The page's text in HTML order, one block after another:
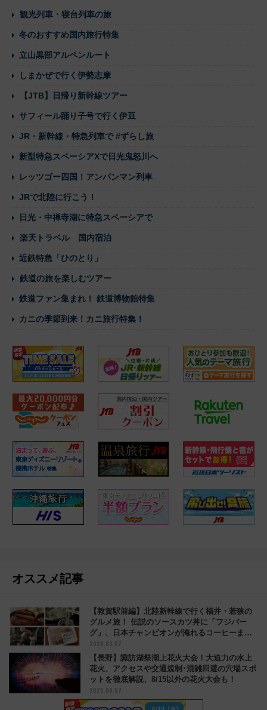
観光列車・寝台列車の旅
冬のおすすめ国内旅行特集
立山黒部アルペンルート
しまかぜで行く伊勢志摩
【JTB】日帰り新幹線ツアー
サフィール踊り子号で行く伊豆
JR・新幹線・特急列車で #ずらし旅
新型特急スペーシアXで日光鬼怒川へ
レッツゴー四国！アンパンマン列車
JRで北陸に行こう！
日光・中禅寺湖に特急スペーシアで
楽天トラベル 国内宿泊
近鉄特急「ひのとり」
鉄道の旅を楽しむツアー
鉄道ファン集まれ！ 鉄道博物館特集
カニの季節到来！カニ旅行特集！
オススメ記事
【敦賀駅前編】北陸新幹線で行く福井・若狭の
グルメ旅！ 伝説のソースカツ丼に「フジバー
グ」、日本チャンピオンが淹れるコーヒーまで
レポート
2026.03.07
【長野】諏訪湖祭湖上花火大会！大迫力の水上
花火、アクセスや交通規制･混雑回避の穴場スポ
ットを徹底解説、8/15以外の花火大会も！
2025.08.07